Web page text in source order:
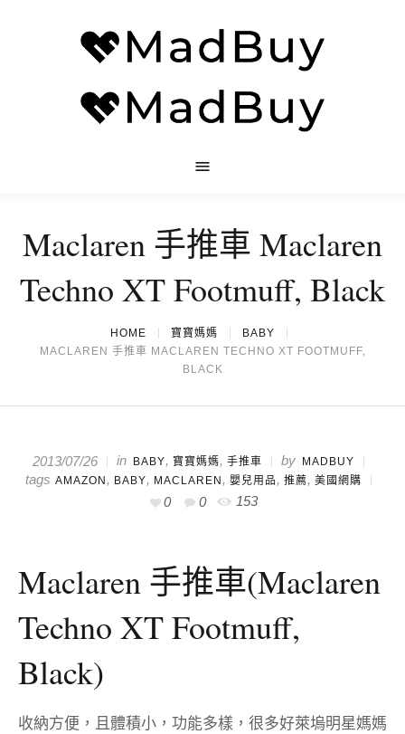
Maclaren 手推車 Maclaren
Techno XT Footmuff, Black
HOME 寶寶媽媽
BABY
MACLAREN 手推車 MACLAREN TECHNO XT FOOTMUFF,
BLACK
2013/07/26 in BABY, 寶寶媽媽, 手推車 by MADBUY
tags AMAZON , BABY, MACLAREN , 嬰兒用品 , 推薦 , 美國網購
0 0 153
Maclaren 手推車(Maclaren
Techno XT Footmuff,
Black)
收納方便，且體積小，功能多樣，很多好萊塢明星媽媽